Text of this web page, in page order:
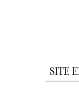
SITE